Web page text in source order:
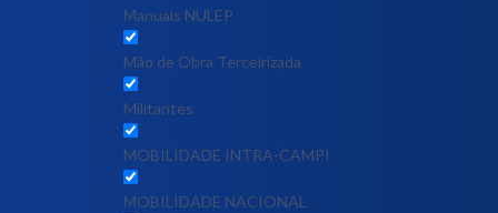
Manuais NULEP
Mão de Obra Terceirizada
Militantes
MOBILIDADE INTRA-CAMPI
MOBILIDADE NACIONAL